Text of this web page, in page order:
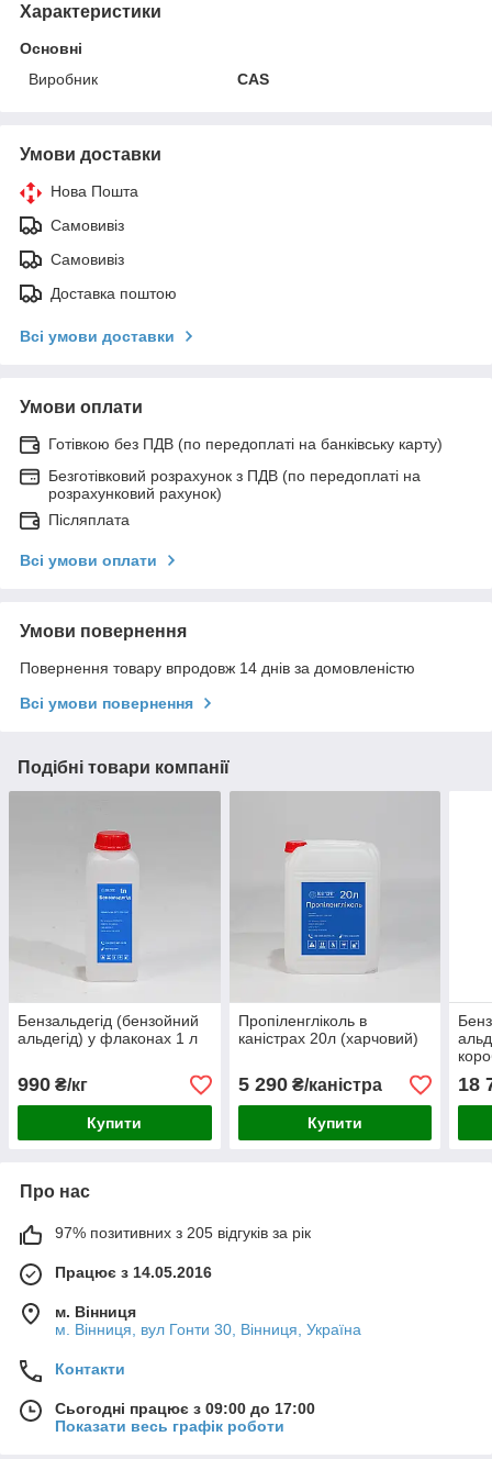
Характеристики
Основні
Виробник
CAS
Умови доставки
Нова Пошта
Самовивіз
Самовивіз
Доставка поштою
Всі умови доставки
Умови оплати
Готівкою без ПДВ (по передоплаті на банківську карту)
Безготівковий розрахунок з ПДВ (по передоплаті на
розрахунковий рахунок)
Післяплата
Всі умови оплати
Умови повернення
Повернення товару впродовж 14 днів за домовленістю
Всі умови повернення
Подібні товари компанії
Бензальдегід (бензойний
альдегід) у флаконах 1 л
990 ₴/кг
Купити
Пропіленгліколь в
каністрах 20л (харчовий)
5 290₴/каністра
Купити
18
Про нас
97% позитивних з 205 відгуків за рік
Працює з 14.05.2016
м. Вінниця
м. Вінниця, вул Гонти 30, Вінниця, Україна
Контакти
Сьогодні працює з 09:00 до 17:00
Показати весь графік роботи